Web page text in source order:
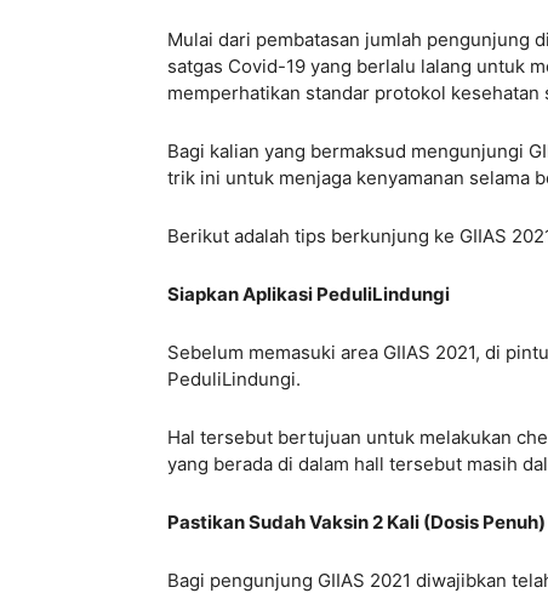
Mulai dari pembatasan jumlah pengunjung
satgas Covid-19 yang berlalu lalang untuk
memperhatikan standar protokol
Bagi kalian yang bermaksud mengunjungi
trik ini untuk menjaga kenyamanan selama
Berikut adalah tips berkunjung ke GIIAS
Siapkan Aplikasi PeduliLindungi
Sebelum memasuki area GIIAS 2021, di
PeduliLindungi.
Hal tersebut bertujuan untuk melakukan
yang berada di dalam hall tersebut masih
Pastikan Sudah Vaksin 2 Kali (Dosis Penuh)
Bagi pengunjung GIIAS 2021 diwajibkan